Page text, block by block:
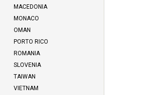
MACEDONIA
MONACO
OMAN
PORTO RICO
ROMANIA
SLOVENIA
TAIWAN
VIETNAM